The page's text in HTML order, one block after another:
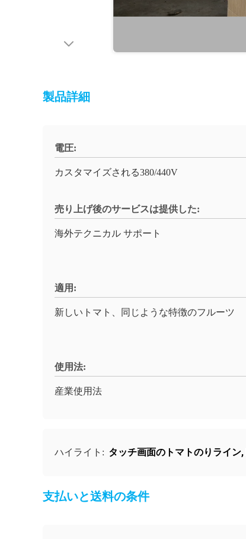
製品詳細
電圧:
カスタマイズされる380/440V
売り上げ後のサービスは提供した:
海外テクニカル サポート
適用:
新しいトマト、同じような特徴のフルーツ
使用法:
産業使用法
ハイライト: タッチ画面のトマトのりライン,
支払いと送料の条件